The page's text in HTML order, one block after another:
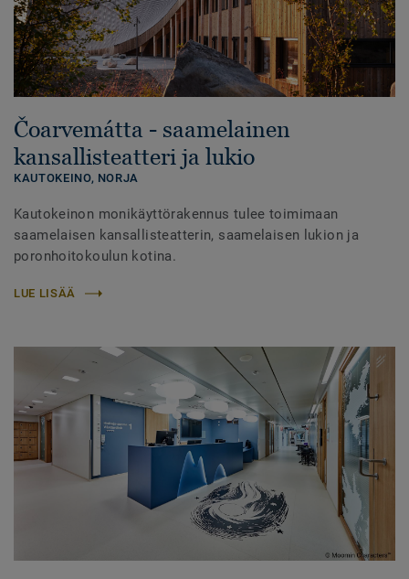
Čoarvemátta - saamelainen
kansallisteatteri ja lukio
KAUTOKEINO, NORJA
Kautokeinon monikäyttörakennus tulee toimimaan
saamelaisen kansallisteatterin, saamelaisen lukion ja
poronhoitokoulun kotina.
LUE LISÄÄ